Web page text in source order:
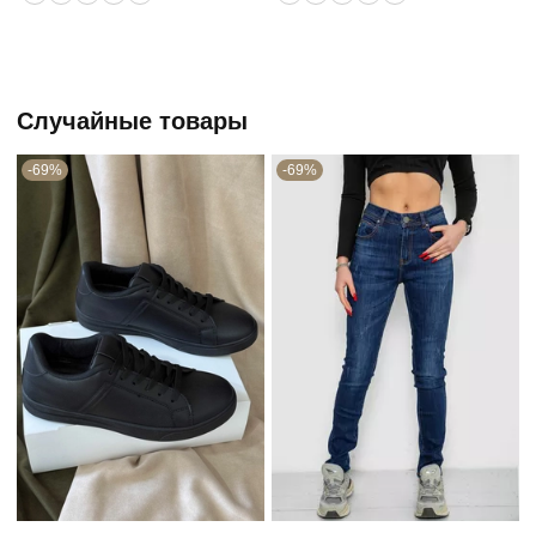
Случайные товары
-69% -69%